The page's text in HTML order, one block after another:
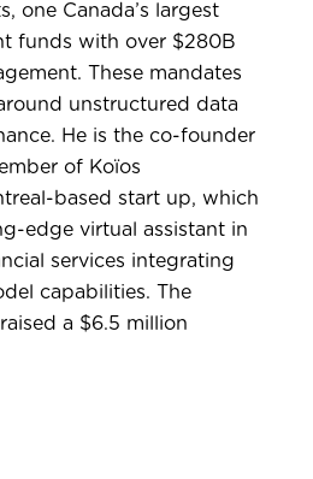
one Canada’s largest
funds with over $280B
These mandates
unstructured data
He is the co-founder
of Koïos
based start up, which
edge virtual assistant in
services integrating
capabilities. The
a $6.5 million